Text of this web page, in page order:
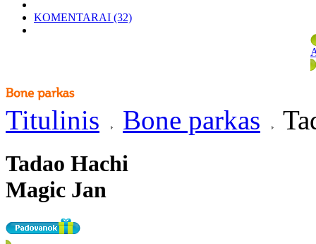
KOMENTARAI (32)
Titulinis Bone parkas
Tadao Hachi
Magic Jan